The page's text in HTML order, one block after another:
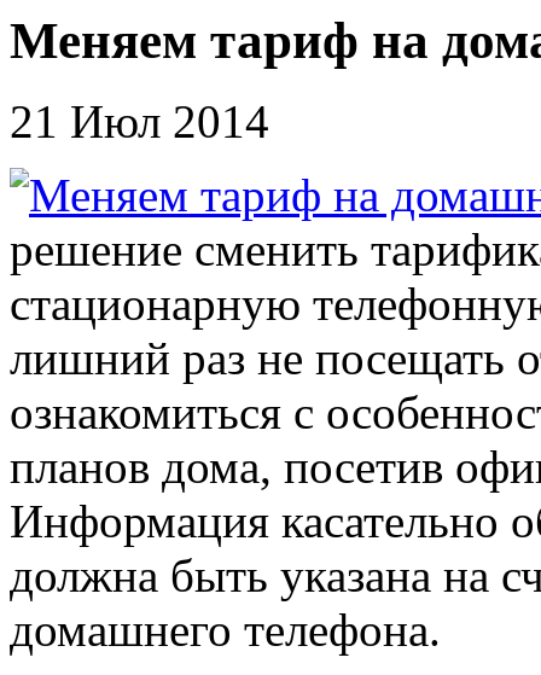
Меняем тариф на
21 Июл 2014
решение сменить
стационарную
лишний раз не посещать
ознакомиться с
планов дома, посетив
Информация касательно
должна быть указана на
домашнего телефона.